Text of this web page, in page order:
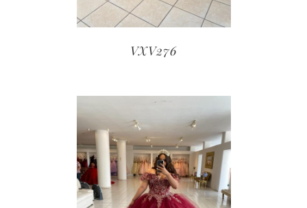
VXV276